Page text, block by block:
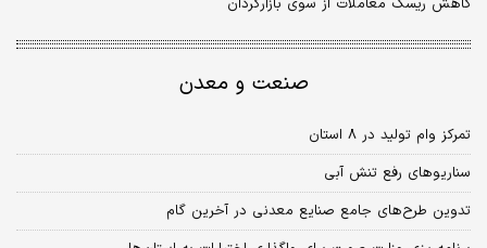
کاهش ریسک معاملات از سوی بازارگردان
صنعت و معدن
تمرکز وام تولید در ۸ استان‌
سناریوهای رفع تنش آبی
تدوین طرح‌های جامع صنایع معدنی در آخرین گام